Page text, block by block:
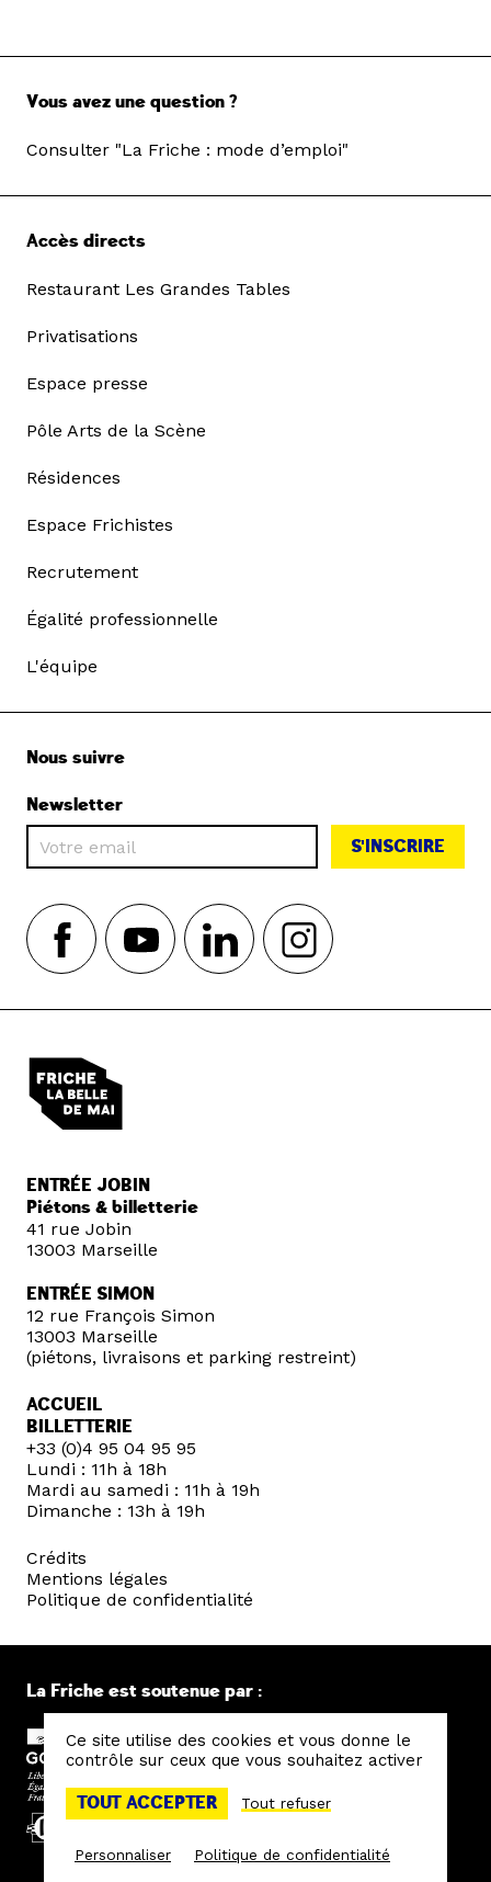
Vous avez une question ?
Consulter "La Friche : mode d’emploi"
Accès directs
Restaurant Les Grandes Tables
Privatisations
Espace presse
Pôle Arts de la Scène
Résidences
Espace Frichistes
Recrutement
Égalité professionnelle
L'équipe
Nous suivre
Newsletter
S'INSCRIRE
ENTRÉE JOBIN
Piétons & billetterie
41 rue Jobin
13003 Marseille
ENTRÉE SIMON
12 rue François Simon
13003 Marseille
(piétons, livraisons et parking restreint)
ACCUEIL
BILLETTERIE
+33 (0)4 95 04 95 95
Lundi : 11h à 18h
Mardi au samedi : 11h à 19h
Dimanche : 13h à 19h
Crédits
Mentions légales
Politique de confidentialité
La Friche est soutenue par :
Ce site utilise des cookies et vous donne le
contrôle sur ceux que vous souhaitez activer
TOUT ACCEPTER Tout refuser
Personnaliser Politique de confidentialité